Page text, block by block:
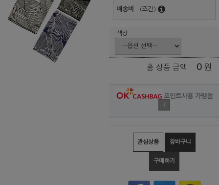
배송비 (조건)
색상
총 상품 금액 0 원
포인트사용 가맹점
?
관심상품 장바구니
구매하기